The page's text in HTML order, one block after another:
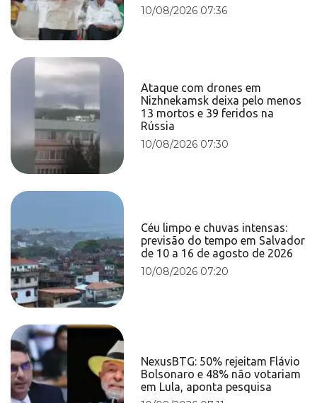
10/08/2026 07:36
Ataque com drones em
Nizhnekamsk deixa pelo menos
13 mortos e 39 feridos na
Rússia
10/08/2026 07:30
Céu limpo e chuvas intensas:
previsão do tempo em Salvador
de 10 a 16 de agosto de 2026
10/08/2026 07:20
NexusBTG: 50% rejeitam Flávio
Bolsonaro e 48% não votariam
em Lula, aponta pesquisa